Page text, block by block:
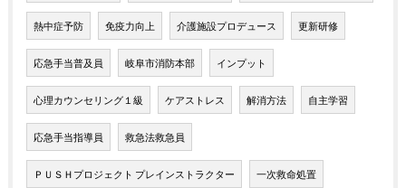
熱中症予防 免疫力向上 介護施設プロデュース 更新研修
応急手当普及員 岐阜市消防本部 インプット
心理カウンセリング１級 ケアストレス 解消方法 自主学習
応急手当指導員 救急法救急員
ＰＵＳＨプロジェクト プレインストラクター 一次救命処置